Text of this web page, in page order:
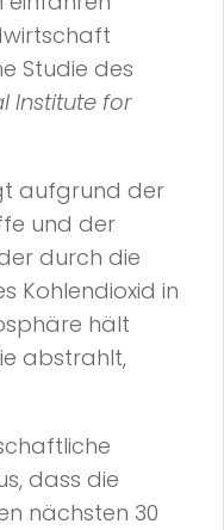
Studie des
Institute for
aufgrund der
und der
durch die
Kohlendioxid in
hält
abstrahlt,
dass die
nächsten 30